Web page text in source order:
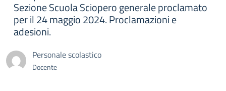
Sezione Scuola Sciopero generale proclamato
per il 24 maggio 2024. Proclamazioni e
adesioni.
Personale scolastico
Docente